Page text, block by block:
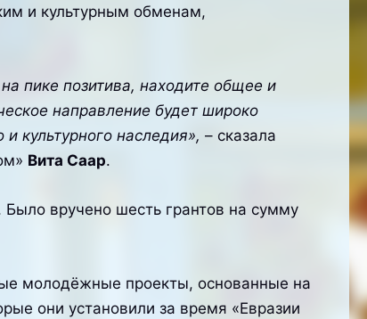
и культурным обменам,
пике позитива, находите общее и
направление будет широко
культурного наследия», – сказала
Вита Саар.
вручено шесть грантов на сумму
молодёжные проекты, основанные на
они установили за время «Евразии